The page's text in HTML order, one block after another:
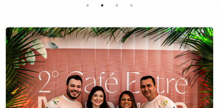
telecomunicações e fundador da empresa Seu
Consultor, que compartilhará estratégias para
aumentar resultados, fortalecer relacionamentos
comerciais e ampliar as oportunidades de
negócios.Para a Secretária Municipal de Turismo e
Desenvolvimento Econômico, Edna Carvalho, a Rede de
Negócios 7B representa mais uma iniciativa da gestão
do Prefeito Ítalo Costa para fortalecer o
empreendedorismo e incentivar o crescimento das